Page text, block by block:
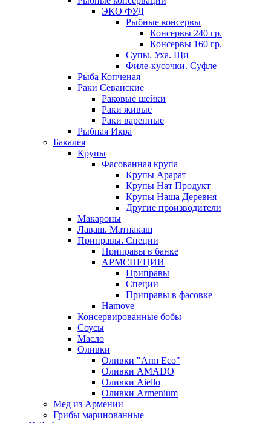
ЭКО ФУД
Рыбные консервы
Консервы 240 гр.
Консервы 160 гр.
Супы. Уха. Щи
Филе-кусочки. Суфле
Рыба Копченая
Раки Севанские
Раковые шейки
Раки живые
Раки варенные
Рыбная Икра
Бакалея
Крупы
Фасованная крупа
Крупы Арарат
Крупы Нат Продукт
Крупы Наша Деревня
Другие производители
Макароны
Лаваш. Матнакаш
Приправы. Специи
Приправы в банке
АРМСПЕЦИИ
Приправы
Специи
Приправы в фасовке
Hamove
Консервированные бобы
Соусы
Масло
Оливки
Оливки "Arm Eco"
Оливки AMADO
Оливки Aiello
Оливки Armenium
Мед из Армении
Грибы маринованные